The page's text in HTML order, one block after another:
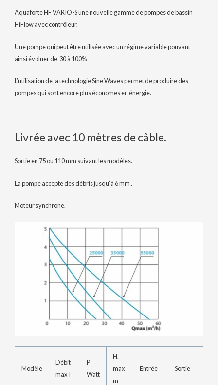
Aquaforte HF VARIO-S une nouvelle gamme de pompes de bassin
HiFlow avec contrôleur.
Une pompe qui peut être utilisée avec un régime variable pouvant
ainsi évoluer de 30 à 100%
L’utilisation de la technologie Sine Waves permet de produire des
pompes qui sont encore plus économes en énergie.
Livrée avec 10 mètres de câble.
Sortie en 75 ou 110 mm suivant les modèles.
La pompe accepte des débris jusqu’à 6 mm .
Moteur synchrone.
Modèle
Débit
max l
P
Watt
H.
max
m
Entrée Sortie